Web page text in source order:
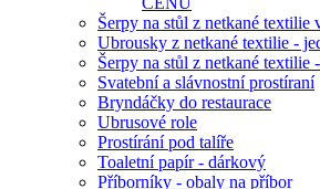
Šerpy na stůl z netkané textilie
Ubrousky z netkané textilie -
Šerpy na stůl z netkané textilie
Svatební a slávnostní prostíraní
Bryndáčky do restaurace
Ubrusové role
Prostírání pod talíře
Toaletní papír - dárkový
Příborníky - obaly na příbor